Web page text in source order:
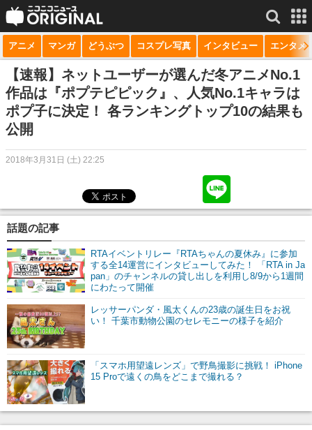
サービス一覧 もっと見る
niconico
動画
生放送
ニュース
マンガ
ニコニコQ
アニメ マンガ どうぶつ コスプレ写真 インタビュー エンタメ
【速報】ネットユーザーが選んだ冬アニメNo.1
作品は『ポプテピピック』、人気No.1キャラは
ポプ子に決定！ 各ランキングトップ10の結果も
公開
2018年3月31日 (土) 22:25
話題の記事
RTAイベントリレー『RTAちゃんの夏休み』に参加
する全14運営にインタビューしてみた！ 「RTA in Ja
pan」のチャンネルの貸し出しを利用し8/9から1週間
にわたって開催
レッサーパンダ・風太くんの23歳の誕生日をお祝
い！ 千葉市動物公園のセレモニーの様子を紹介
「スマホ用望遠レンズ」で野鳥撮影に挑戦！ iPhone
15 Proで遠くの鳥をどこまで撮れる？